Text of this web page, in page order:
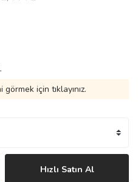
için tıklayınız.
Hızlı Satın Al